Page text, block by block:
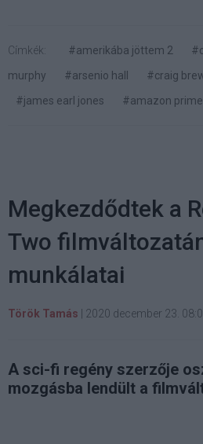
Címkék: #amerikába jöttem 2
murphy
#arsenio hall #craig
#james earl jones
#amazon prime
Megkezdődtek a
Two
munkálatai
Török Tamás | 2020 december 23.
A sci-fi regény szerzője
mozgásba lendült a